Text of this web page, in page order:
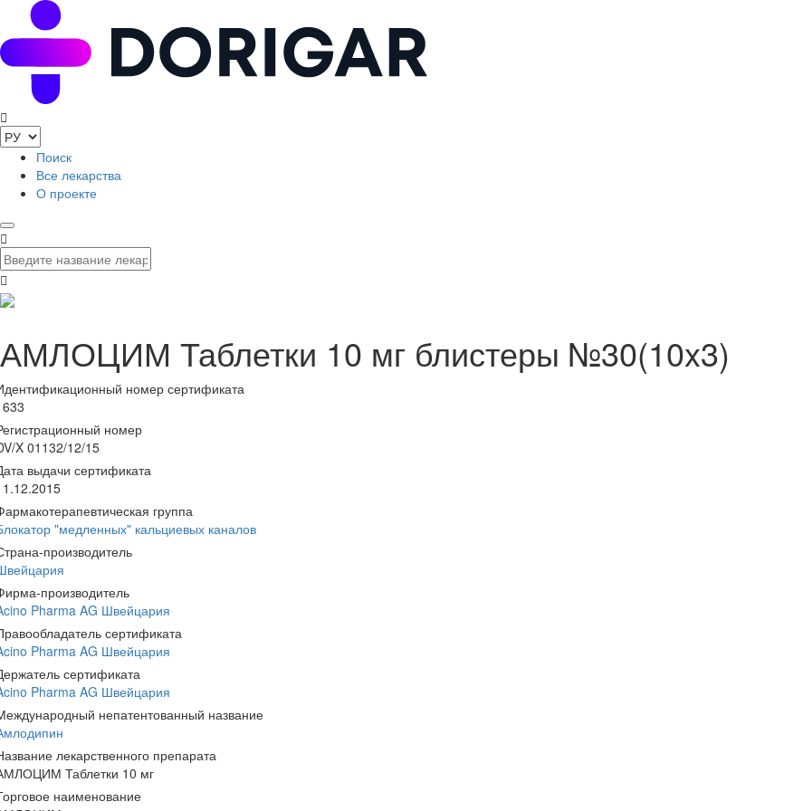
Поиск
Все лекарства
О проекте
АМЛОЦИМ Таблетки 10 мг блистеры №30(10x3)
номер сертификата
номер
X 01132/12/15
выдачи сертификата
группа
"медленных" кальциевых каналов
производитель
производитель
Pharma AG Швейцария
сертификата
Pharma AG Швейцария
сертификата
Pharma AG Швейцария
непатентованный название
лекарственного препарата
Таблетки 10 мг
наименование